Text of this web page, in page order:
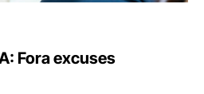
Fora excuses